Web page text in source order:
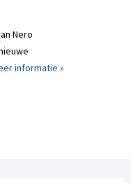
Nero
informatie »